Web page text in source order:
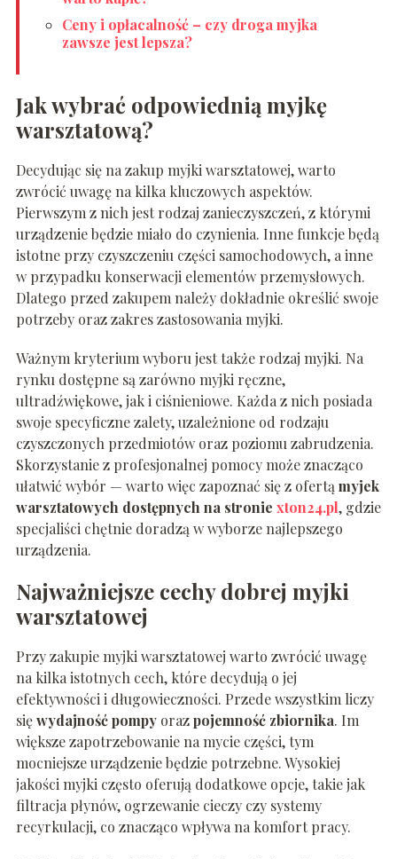
Ceny i opłacalność – czy droga myjka
zawsze jest lepsza?
Jak wybrać odpowiednią myjkę
warsztatową?
Decydując się na zakup myjki warsztatowej, warto
zwrócić uwagę na kilka kluczowych aspektów.
Pierwszym z nich jest rodzaj zanieczyszczeń, z którymi
urządzenie będzie miało do czynienia. Inne funkcje będą
istotne przy czyszczeniu części samochodowych, a inne
w przypadku konserwacji elementów przemysłowych.
Dlatego przed zakupem należy dokładnie określić swoje
potrzeby oraz zakres zastosowania myjki.
Ważnym kryterium wyboru jest także rodzaj myjki. Na
rynku dostępne są zarówno myjki ręczne,
ultradźwiękowe, jak i ciśnieniowe. Każda z nich posiada
swoje specyficzne zalety, uzależnione od rodzaju
czyszczonych przedmiotów oraz poziomu zabrudzenia.
Skorzystanie z profesjonalnej pomocy może znacząco
ułatwić wybór — warto więc zapoznać się z ofertąmyjek
warsztatowych dostępnych na stronie xton24.pl, gdzie
specjaliści chętnie doradzą w wyborze najlepszego
urządzenia.
Najważniejsze cechy dobrej myjki
warsztatowej
Przy zakupie myjki warsztatowej warto zwrócić uwagę
na kilka istotnych cech, które decydują o jej
efektywności i długowieczności. Przede wszystkim liczy
sięwydajność pompyorazpojemność zbiornika. Im
większe zapotrzebowanie na mycie części, tym
mocniejsze urządzenie będzie potrzebne. Wysokiej
jakości myjki często oferują dodatkowe opcje, takie jak
filtracja płynów, ogrzewanie cieczy czy systemy
recyrkulacji, co znacząco wpływa na komfort pracy.